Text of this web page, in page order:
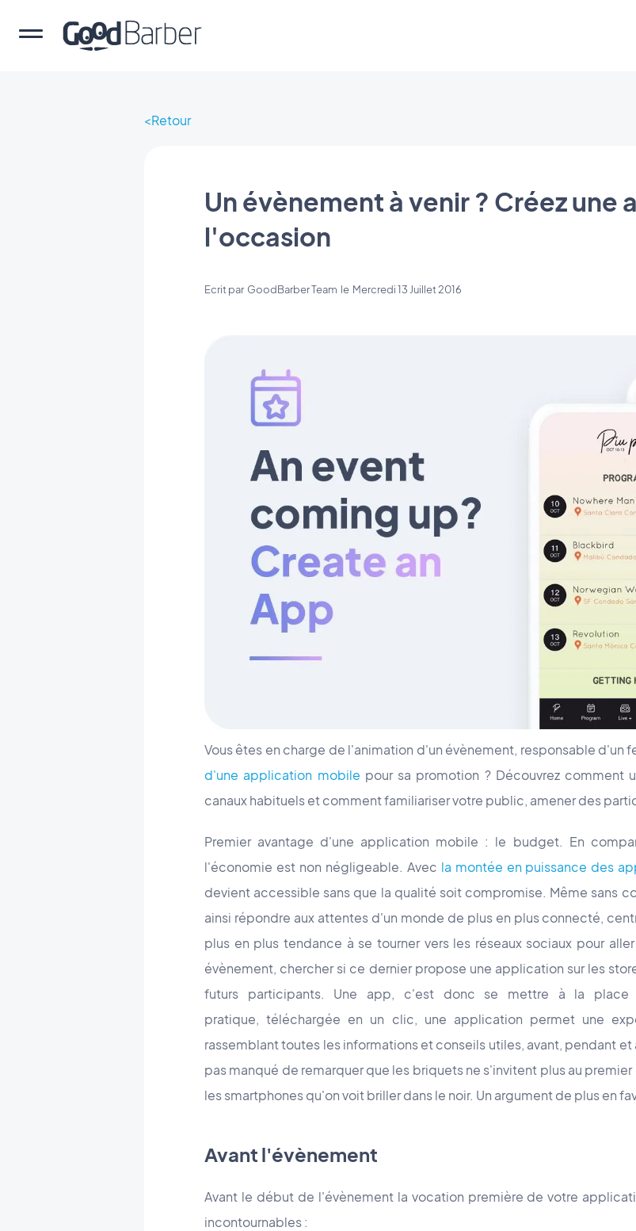
Retour
Un évènement à venir ? Créez
l'occasion
Ecrit par GoodBarber Team le Mercredi 13 Juillet 2016
Vous êtes en charge de l'animation d'un évènement, responsable d'un
d'une application mobile pour sa promotion ? Découvrez comment
canaux habituels et comment familiariser votre public, amener des
Premier avantage d'une application mobile : le budget. En
l'économie est non négligeable. Avec la montée en puissance des
devient accessible sans que la qualité soit compromise. Même sans
ainsi répondre aux attentes d'un monde de plus en plus connecté,
plus en plus tendance à se tourner vers les réseaux sociaux pour
évènement, chercher si ce dernier propose une application sur les
futurs participants. Une app, c'est donc se mettre à la place
pratique, téléchargée en un clic, une application permet une
rassemblant toutes les informations et conseils utiles, avant, pendant et
pas manqué de remarquer que les briquets ne s'invitent plus au
les smartphones qu'on voit briller dans le noir. Un argument de plus en
Avant l'évènement
Avant le début de l'évènement la vocation première de votre
incontournables :